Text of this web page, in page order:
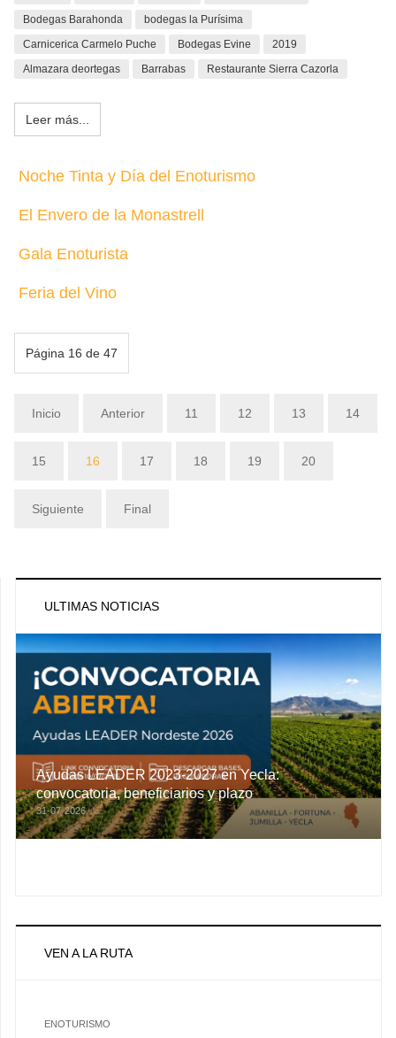
Bodegas Barahonda
bodegas la Purísima
Carnicerica Carmelo Puche
Bodegas Evine
2019
Almazara deortegas
Barrabas Restaurante Sierra Cazorla
Leer más...
Noche Tinta y Día del Enoturismo
El Envero de la Monastrell
Gala Enoturista
Feria del Vino
Página 16 de 47
Inicio Anterior 11 12 13 14
15 16 17 18 19 20
Siguiente Final
ULTIMAS NOTICIAS
Ayudas LEADER 2023-2027 en Yecla:
convocatoria, beneficiarios y plazo
31-07-2026
VEN A LA RUTA
ENOTURISMO